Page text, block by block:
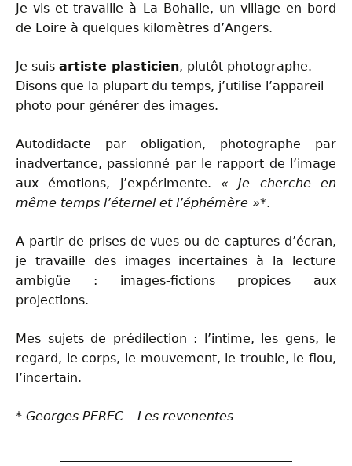
Je vis et travaille à La Bohalle, un village en bord
de Loire à quelques kilomètres d’Angers.
Je suis artiste plasticien, plutôt photographe.
Disons que la plupart du temps, j’utilise l’appareil
photo pour générer des images.
Autodidacte par obligation, photographe par
inadvertance, passionné par le rapport de l’image
aux émotions, j’expérimente. « Je cherche en
même temps l’éternel et l’éphémère »*.
A partir de prises de vues ou de captures d’écran,
je travaille des images incertaines à la lecture
ambigüe : images-fictions propices aux
projections.
Mes sujets de prédilection : l’intime, les gens, le
regard, le corps, le mouvement, le trouble, le flou,
l’incertain.
* Georges PEREC – Les revenentes –